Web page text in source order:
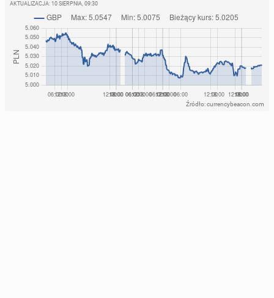
AKTUALIZACJA: 10 SIERPNIA, 09:30
Źródło: currencybeacon.com